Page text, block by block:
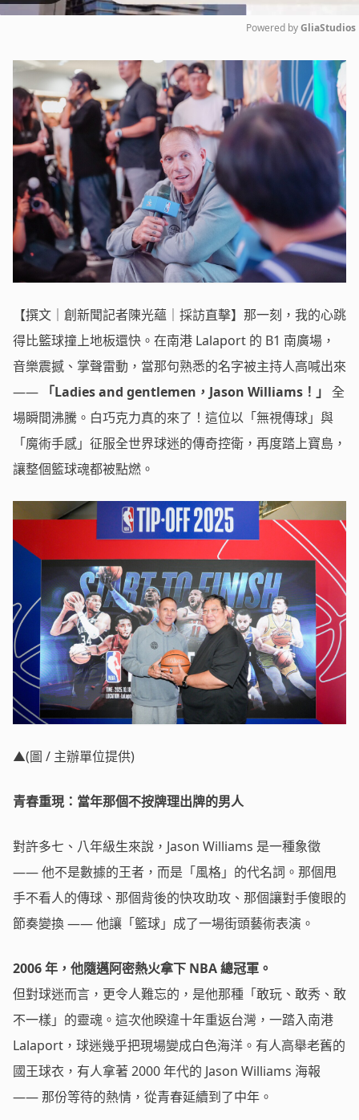
Mute
Powered by GliaStudios
【撰文｜創新聞記者陳光蘊｜採訪直擊】那一刻，我的心跳
得比籃球撞上地板還快。在南港 Lalaport 的 B1 南廣場，
音樂震撼、掌聲雷動，當那句熟悉的名字被主持人高喊出來
——
「Ladies and gentlemen，Jason Williams！」 全
場瞬間沸騰。白巧克力真的來了！這位以「無視傳球」與
「魔術手感」征服全世界球迷的傳奇控衛，再度踏上寶島，
讓整個籃球魂都被點燃。
▲(圖 / 主辦單位提供)
青春重現：當年那個不按牌理出牌的男人
對許多七、八年級生來說，Jason Williams 是一種象徵
—— 他不是數據的王者，而是「風格」的代名詞。那個甩
手不看人的傳球、那個背後的快攻助攻、那個讓對手傻眼的
節奏變換 —— 他讓「籃球」成了一場街頭藝術表演。
2006年，他隨邁阿密熱火拿下 NBA 總冠軍。
但對球迷而言，更令人難忘的，是他那種「敢玩、敢秀、敢
不一樣」的靈魂。這次他睽違十年重返台灣，一踏入南港
Lalaport，球迷幾乎把現場變成白色海洋。有人高舉老舊的
國王球衣，有人拿著 2000 年代的 Jason Williams 海報
—— 那份等待的熱情，從青春延續到了中年。